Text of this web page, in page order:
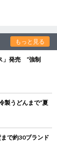
もっと見る
」発売 “強制
製うどんまで“夏
で約30ブランド